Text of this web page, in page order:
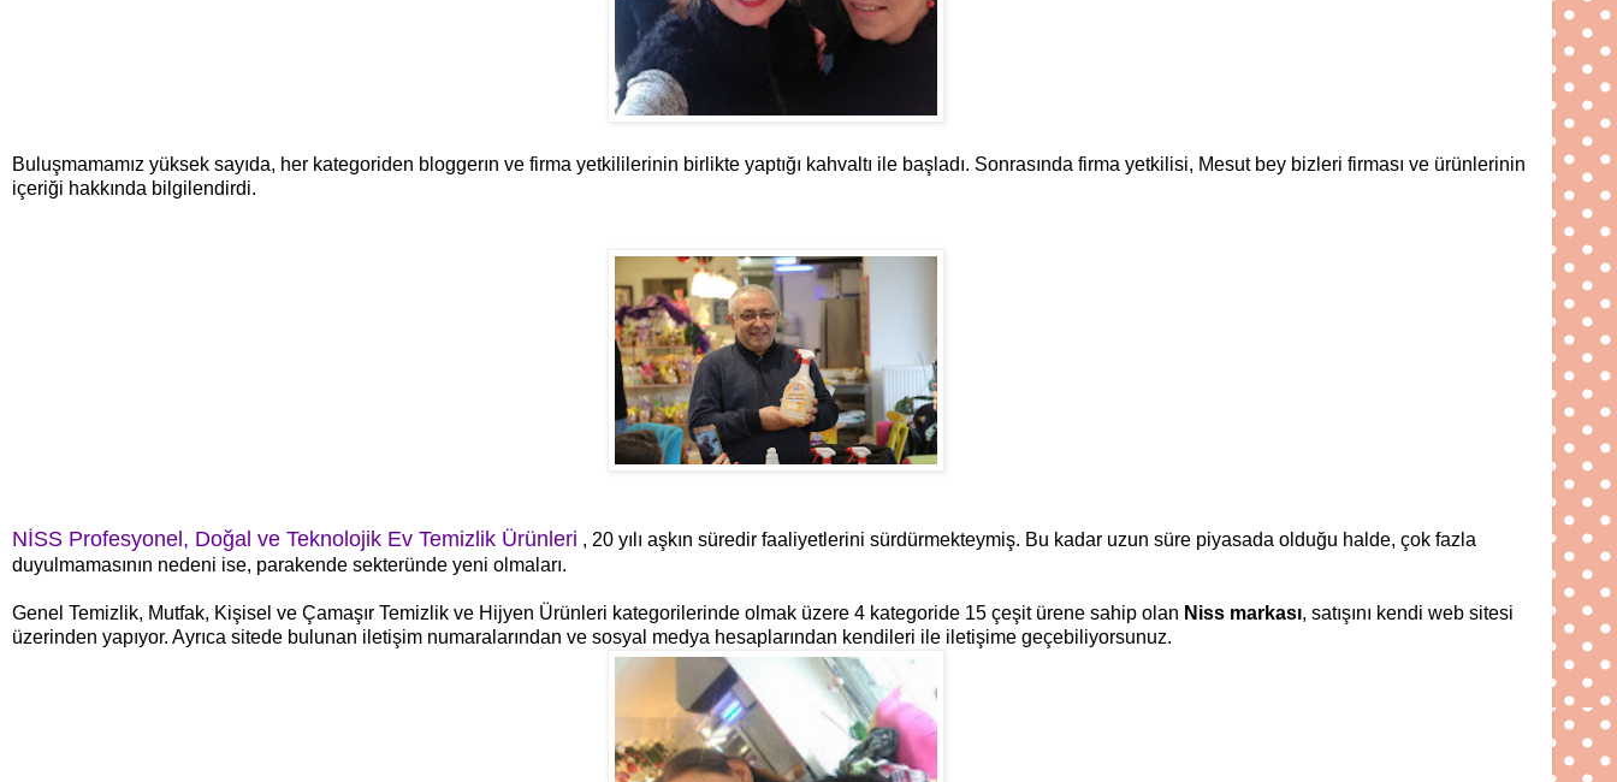
Buluşmamamız yüksek sayıda, her kategoriden bloggerın ve firma yetkililerinin birlikte yaptığı kahvaltı ile başladı. Sonrasında firma yetkilisi, Mesut bey bizleri firması ve ürünlerinin
içeriği hakkında bilgilendirdi.
NİSS Profesyonel, Doğal ve Teknolojik Ev Temizlik Ürünleri , 20 yılı aşkın süredir faaliyetlerini sürdürmekteymiş. Bu kadar uzun süre piyasada olduğu halde, çok fazla
duyulmamasının nedeni ise, parakende sekteründe yeni olmaları.
Genel Temizlik, Mutfak, Kişisel ve Çamaşır Temizlik ve Hijyen Ürünleri kategorilerinde olmak üzere 4 kategoride 15 çeşit ürene sahip olan Niss markası, satışını kendi web sitesi
üzerinden yapıyor. Ayrıca sitede bulunan iletişim numaralarından ve sosyal medya hesaplarından kendileri ile iletişime geçebiliyorsunuz.